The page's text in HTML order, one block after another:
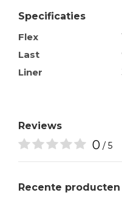
Specificaties
Flex
Last
Liner
Reviews
0 / 5
Recente producten